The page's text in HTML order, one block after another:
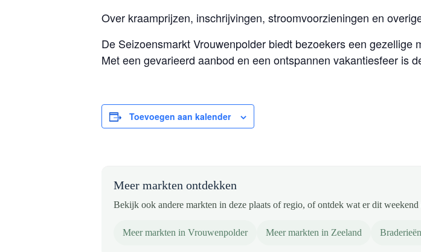
Over kraamprijzen, inschrijvingen, stroomvoorzieningen en
De Seizoensmarkt Vrouwenpolder biedt bezoekers een
Met een gevarieerd aanbod en een ontspannen vakantiesfeer is
Toevoegen aan kalender
Meer markten ontdekken
Bekijk ook andere markten in deze plaats of regio, of ontdek wat er dit weekend
Meer markten in Vrouwenpolder Meer markten in Zeeland